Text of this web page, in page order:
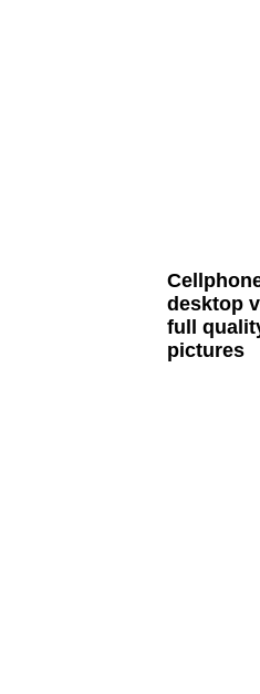
desktop
full
pictures